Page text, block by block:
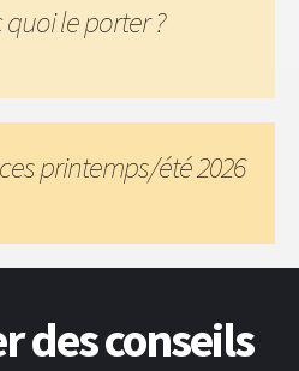
le porter ?
printemps/été 2026
des conseils